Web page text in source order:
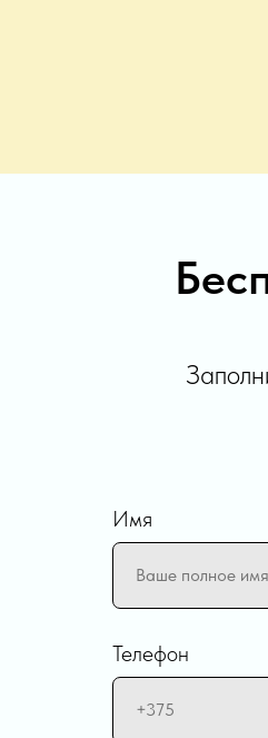
Имя
Телефон